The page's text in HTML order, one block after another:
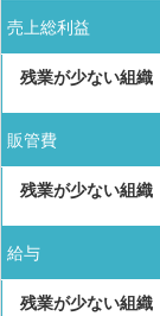
売上総利益
販管費
給与